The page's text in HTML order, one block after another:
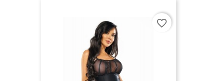
favorite_border